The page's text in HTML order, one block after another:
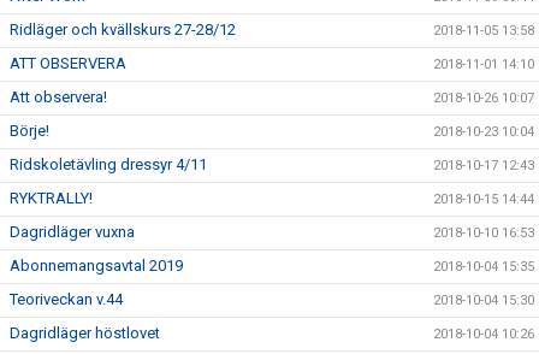
Ridläger och kvällskurs 27-28/12 2018-11-05 13:58
ATT OBSERVERA 2018-11-01 14:10
Att observera! 2018-10-26 10:07
Börje! 2018-10-23 10:04
Ridskoletävling dressyr 4/11 2018-10-17 12:43
RYKTRALLY! 2018-10-15 14:44
Dagridläger vuxna 2018-10-10 16:53
Abonnemangsavtal 2019 2018-10-04 15:35
Teoriveckan v.44 2018-10-04 15:30
Dagridläger höstlovet 2018-10-04 10:26